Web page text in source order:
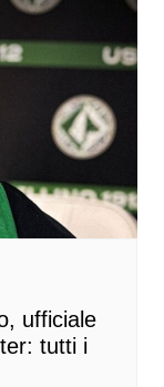
ufficiale
tutti i